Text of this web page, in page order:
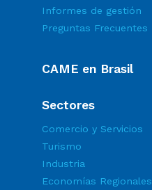
Informes de gestión
Preguntas Frecuentes
CAME en Brasil
Sectores
Comercio y Servicios
Turismo
Industria
Economías Regionales